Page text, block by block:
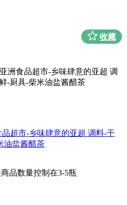
品数量控制在3-5瓶
收藏